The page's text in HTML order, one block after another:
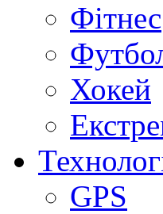
Фітнес
Хокей
GPS